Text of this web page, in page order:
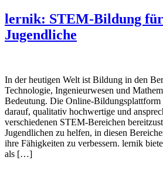
lernik: STEM-Bildung
Jugendliche
In der heutigen Welt ist Bildung in den
Technologie, Ingenieurwesen und
Bedeutung. Die Online-
darauf, qualitativ hochwertige und
verschiedenen STEM-Bereichen
Jugendlichen zu helfen, in diesen
ihre Fähigkeiten zu verbessern. lernik
als […]